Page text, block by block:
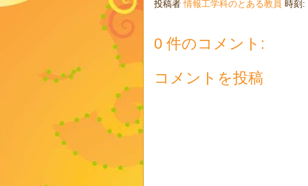
投稿者情報工学科のとある教員 時刻:
0 件のコメント:
コメントを投稿